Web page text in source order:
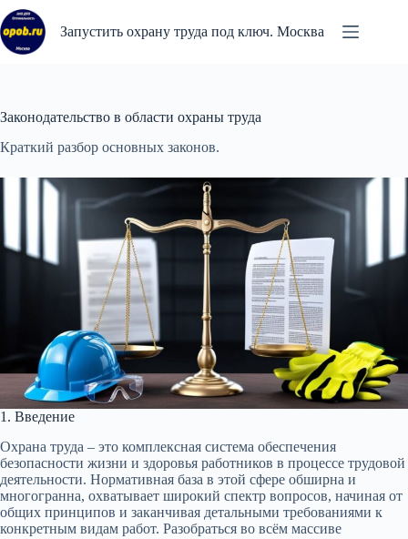
Перейти
к
сути
Запустить охрану труда под ключ. Москва
Законодательство в области охраны труда
Краткий разбор основных законов.
1. Введение
Охрана труда – это комплексная система обеспечения
безопасности жизни и здоровья работников в процессе трудовой
деятельности. Нормативная база в этой сфере обширна и
многогранна, охватывает широкий спектр вопросов, начиная от
общих принципов и заканчивая детальными требованиями к
конкретным видам работ. Разобраться во всём массиве